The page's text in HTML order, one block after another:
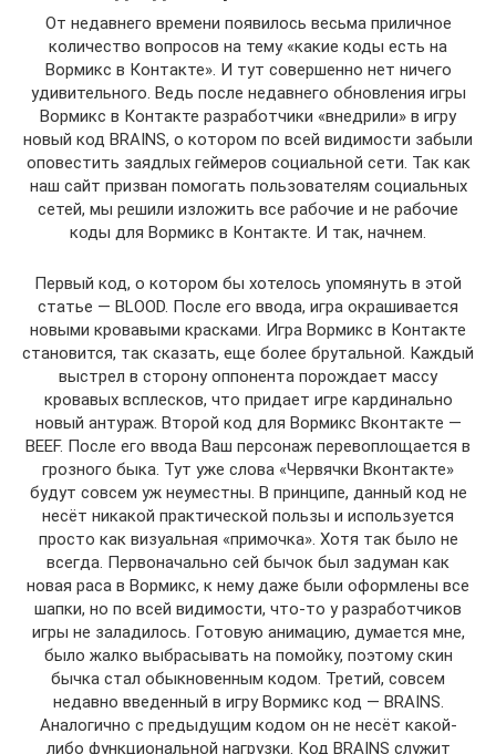
От недавнего времени появилось весьма приличное
количество вопросов на тему «какие коды есть на
Вормикс в Контакте». И тут совершенно нет ничего
удивительного. Ведь после недавнего обновления игры
Вормикс в Контакте разработчики «внедрили» в игру
новый код BRAINS, о котором по всей видимости забыли
оповестить заядлых геймеров социальной сети. Так как
наш сайт призван помогать пользователям социальных
сетей, мы решили изложить все рабочие и не рабочие
коды для Вормикс в Контакте. И так, начнем.
Первый код, о котором бы хотелось упомянуть в этой
статье — BLOOD. После его ввода, игра окрашивается
новыми кровавыми красками. Игра Вормикс в Контакте
становится, так сказать, еще более брутальной. Каждый
выстрел в сторону оппонента порождает массу
кровавых всплесков, что придает игре кардинально
новый антураж. Второй код для Вормикс Вконтакте —
BEEF. После его ввода Ваш персонаж перевоплощается в
грозного быка. Тут уже слова «Червячки Вконтакте»
будут совсем уж неуместны. В принципе, данный код не
несёт никакой практической пользы и используется
просто как визуальная «примочка». Хотя так было не
всегда. Первоначально сей бычок был задуман как
новая раса в Вормикс, к нему даже были оформлены все
шапки, но по всей видимости, что-то у разработчиков
игры не заладилось. Готовую анимацию, думается мне,
было жалко выбрасывать на помойку, поэтому скин
бычка стал обыкновенным кодом. Третий, совсем
недавно введенный в игру Вормикс код — BRAINS.
Аналогично с предыдущим кодом он не несёт какой-
либо функциональной нагрузки. Код BRAINS служит